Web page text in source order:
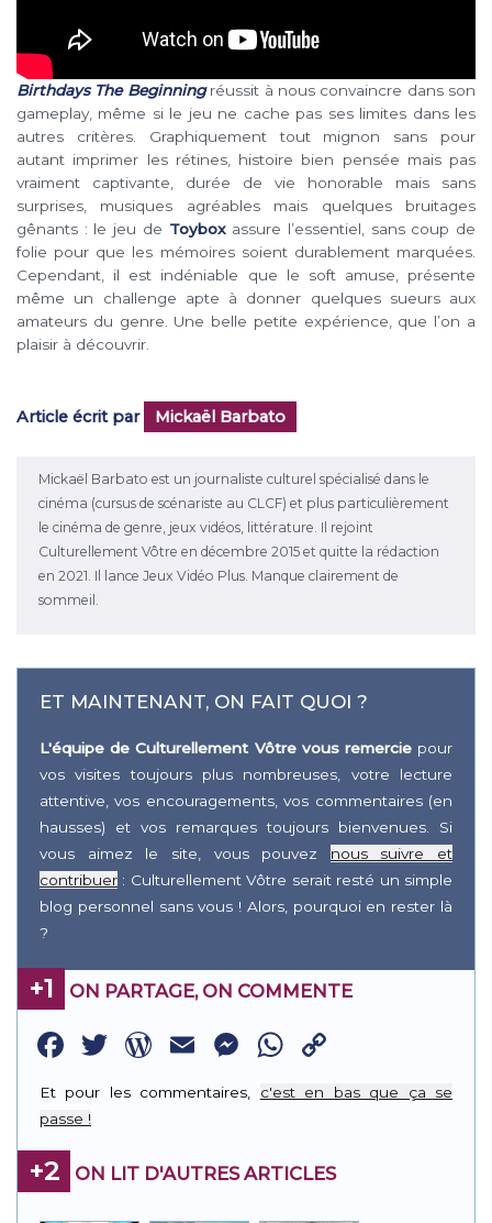
Birthdays The Beginningréussit à nous convaincre dans son
gameplay, même si le jeu ne cache pas ses limites dans les
autres critères. Graphiquement tout mignon sans pour
autant imprimer les rétines, histoire bien pensée mais pas
vraiment captivante, durée de vie honorable mais sans
surprises, musiques agréables mais quelques bruitages
gênants : le jeu de Toyboxassure l’essentiel, sans coup de
folie pour que les mémoires soient durablement marquées.
Cependant, il est indéniable que le soft amuse, présente
même un challenge apte à donner quelques sueurs aux
amateurs du genre. Une belle petite expérience, que l’on a
plaisir à découvrir.
Article écrit par Mickaël Barbato
Mickaël Barbato est un journaliste culturel spécialisé dans le
cinéma (cursus de scénariste au CLCF) et plus particulièrement
le cinéma de genre, jeux vidéos, littérature. Il rejoint
Culturellement Vôtre en décembre 2015 et quitte la rédaction
en 2021. Il lance Jeux Vidéo Plus. Manque clairement de
sommeil.
ET MAINTENANT, ON FAIT QUOI ?
L'équipe de Culturellement Vôtre vous remerciepour
vos visites toujours plus nombreuses, votre lecture
attentive, vos encouragements, vos commentaires (en
hausses) et vos remarques toujours bienvenues. Si
vous aimez le site, vous pouvez nous suivre et
contribuer : Culturellement Vôtre serait resté un simple
blog personnel sans vous ! Alors, pourquoi en rester là
?
+1 ON PARTAGE, ON COMMENTE
Facebook
Twitter
WordPress
EmailMessenger
WhatsApp
Link
Et pour les commentaires, c'est en bas que ça se
passe !
+2 ON LIT D'AUTRES ARTICLES